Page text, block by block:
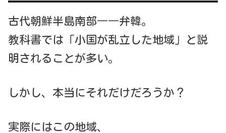
古代朝鮮半島南部――弁韓。
教科書では「小国が乱立した地域」と説
明されることが多い。
しかし、本当にそれだけだろうか？
実際にはこの地域、